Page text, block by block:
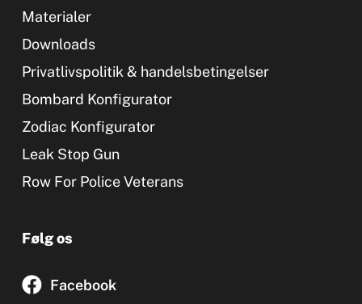
Materialer
Downloads
Privatlivspolitik & handelsbetingelser
Bombard Konfigurator
Zodiac Konfigurator
Leak Stop Gun
Row For Police Veterans
Følg os
Facebook